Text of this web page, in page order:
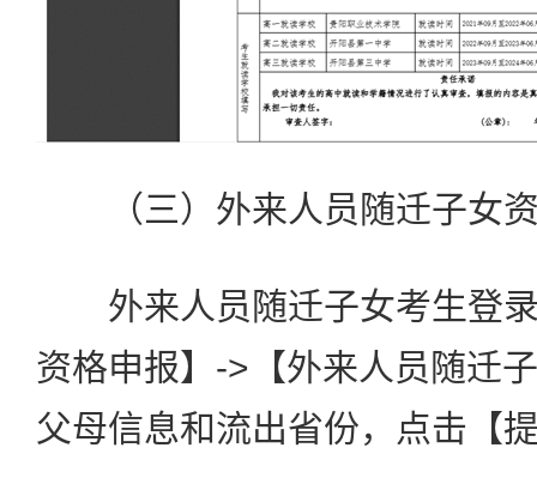
（三）外来人员随迁子女
外来人员随迁子女考生登录
资格申报】->【外来人员随迁
父母信息和流出省份，点击【